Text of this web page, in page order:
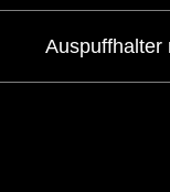
Auspuffhalter